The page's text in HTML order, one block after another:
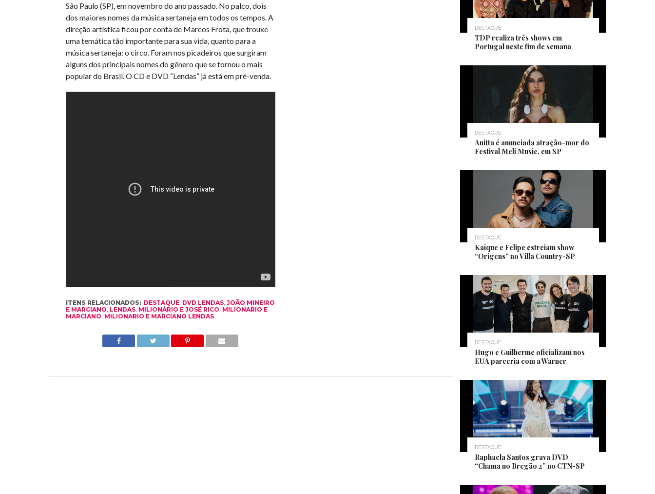
São Paulo (SP), em novembro do ano passado. No palco, dois
dos maiores nomes da música sertaneja em todos os tempos. A
direção artística ficou por conta de Marcos Frota, que trouxe
uma temática tão importante para sua vida, quanto para a
música sertaneja: o circo. Foram nos picadeiros que surgiram
alguns dos principais nomes do gênero que se tornou o mais
popular do Brasil. O CD e DVD “Lendas” já está em pré-venda.
ITENS RELACIONADOS: DESTAQUE, DVD LENDAS, JOÃO MINEIRO
E MARCIANO LENDAS, MILIONÁRIO E JOSÉ RICO MILIONARIO E
MARCIANO MILIONARIO E MARCIANO LENDAS
DESTAQUE
TDP realiza três shows em
Portugal neste fim de semana
DESTAQUE
Anitta é anunciada atração-mor do
Festival Meli Music, em SP
DESTAQUE
Kaique e Felipe estreiam show
“Origens” no Villa Country-SP
DESTAQUE
Hugo e Guilherme oficializam nos
EUA parceria com a Warner
DESTAQUE
Raphaela Santos grava DVD
“Chama no Bregão 2” no CTN-SP